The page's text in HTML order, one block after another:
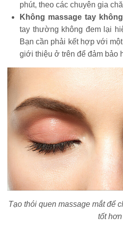
phút, theo các chuyên gia
Không massage tay không
tay thường không đem lại
Bạn cần phải kết hợp với
giới thiệu ở trên để đảm bảo
Tạo thói quen massage mắt để
tốt hơn